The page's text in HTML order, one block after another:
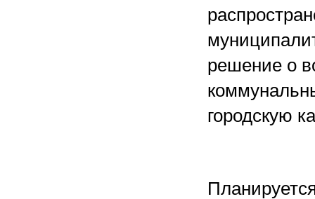
решение о
городскую